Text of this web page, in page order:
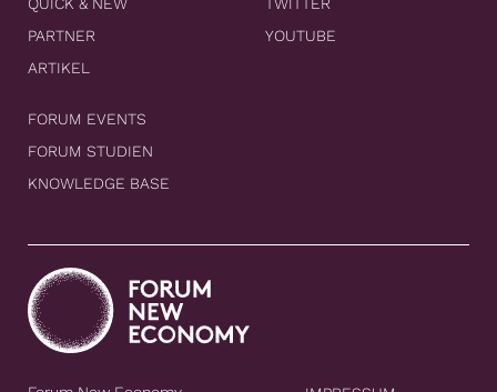
PARTNER
ARTIKEL
FORUM EVENTS
FORUM STUDIEN
KNOWLEDGE BASE
YOUTUBE